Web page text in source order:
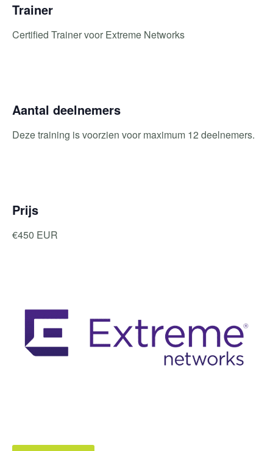
Trainer
Certified Trainer voor Extreme Networks
Aantal deelnemers
Deze training is voorzien voor maximum 12 deelnemers.
Prijs
€450 EUR